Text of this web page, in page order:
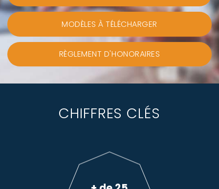
MODÈLES À TÉLÉCHARGER
RÈGLEMENT D'HONORAIRES
CHIFFRES CLÉS